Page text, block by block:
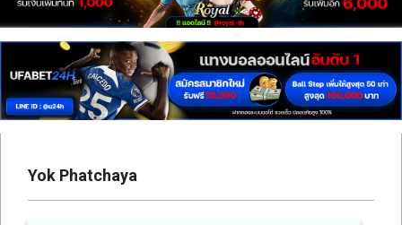
สาว
ติ๊ก
ต็อก
ดาว
ทวิ
ต
Yok Phatchaya